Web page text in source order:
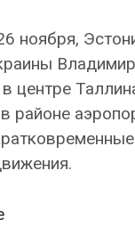
ноября,
центре
районе
Визит